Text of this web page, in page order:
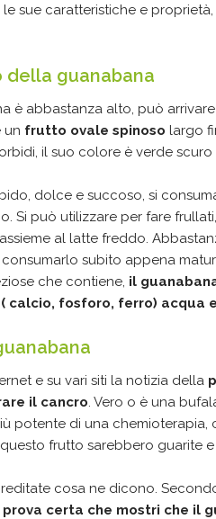
sue caratteristiche e
guanabana
è abbastanza alto, può
un frutto ovale spinoso largo
il suo colore è verde
dolce e succoso, si
Si può utilizzare per fare
al latte freddo.
subito appena
che contiene, il
calcio, fosforo, ferro) acqua
e su vari siti la notizia della
il cancro. Vero o è una
potente di una chemioterapia,
frutto sarebbero guarite
cosa ne dicono.
certa che mostri che il